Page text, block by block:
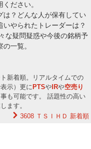
ださい。
は？どんな人が保有してい
やられたトレーダーは？
な疑問疑惑や今後の銘柄予
一覧。
新着順。リアルタイムでの
示）更に PTSや IRや空売り
も可能です。 話題性の高い
ます。
3608 ＴＳＩＨＤ 新着順